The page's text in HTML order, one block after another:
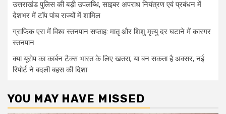
उत्तराखंड पुलिस की बड़ी उपलब्धि, साइबर अपराध नियंत्रण एवं प्रबंधन में
देशभर में टॉप पांच राज्यों में शामिल
ग्राफिक एरा में विश्व स्तनपान सप्ताह: मातृ और शिशु मृत्यु दर घटाने में कारगर
स्तनपान
क्या यूरोप का कार्बन टैक्स भारत के लिए खतरा, या बन सकता है अवसर, नई
रिपोर्ट ने बदली बहस की दिशा
YOU MAY HAVE MISSED